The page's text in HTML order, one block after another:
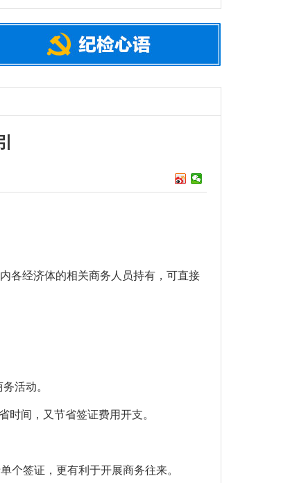
各经济体的相关商务人员持有，可直接
活动。
间，又节省签证费用开支。
个签证，更有利于开展商务往来。